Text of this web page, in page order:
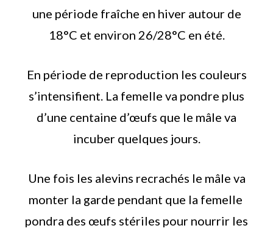
une période fraîche en hiver autour de
18°C et environ 26/28°C en été.
En période de reproduction les couleurs
s’intensifient. La femelle va pondre plus
d’une centaine d’œufs que le mâle va
incuber quelques jours.
Une fois les alevins recrachés le mâle va
monter la garde pendant que la femelle
pondra des œufs stériles pour nourrir les